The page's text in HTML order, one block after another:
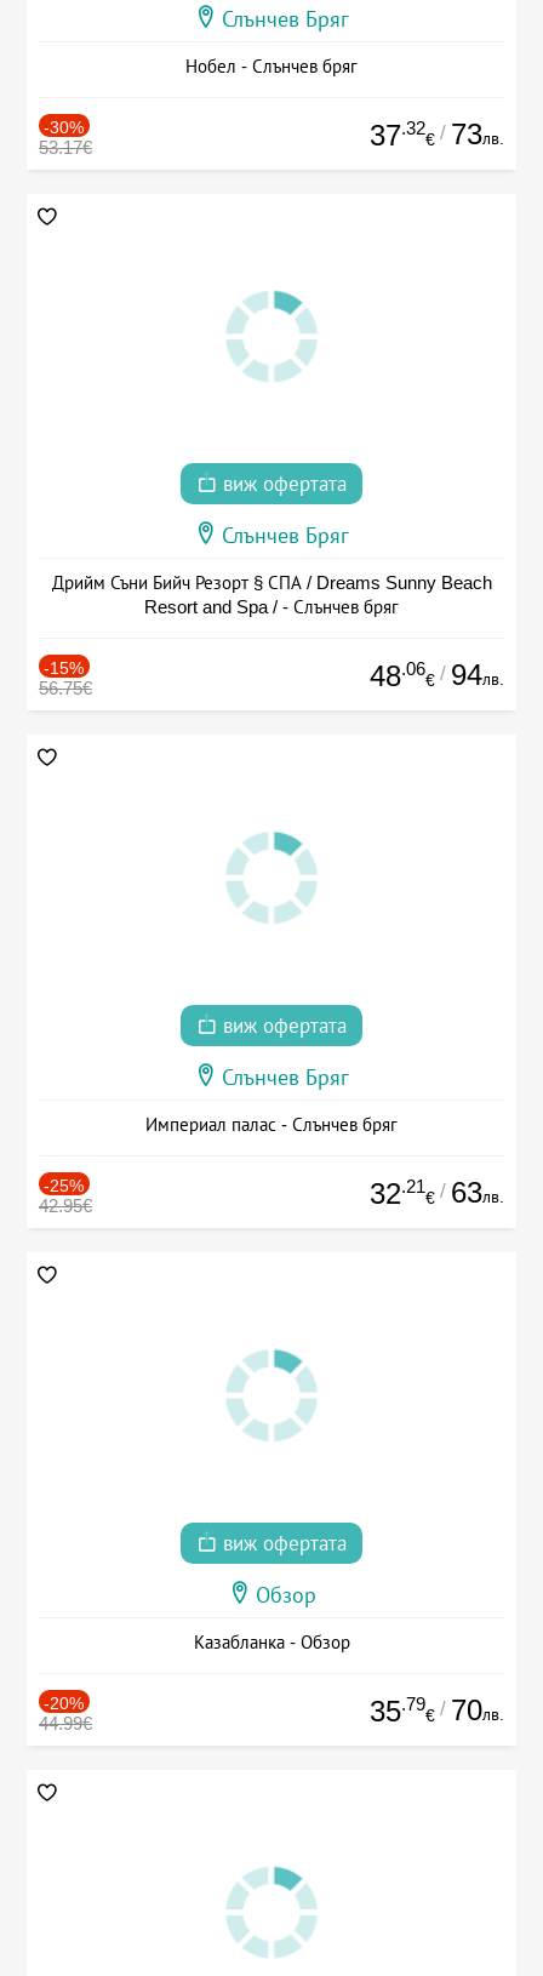
Слънчев Бряг
Нобел - Слънчев бряг
-30%
53.17€ 37.32
€ / 73лв.
виж офертата
Слънчев Бряг
Дрийм Съни Бийч Резорт § СПА / Dreams Sunny Beach
Resort and Spa / - Слънчев бряг
-15%
56.75€ 48.06
€ / 94лв.
виж офертата
Слънчев Бряг
Империал палас - Слънчев бряг
-25%
42.95€ 32.21
€ / 63лв.
виж офертата
Обзор
Казабланка - Обзор
-20%
44.99€ 35.79
€ / 70лв.